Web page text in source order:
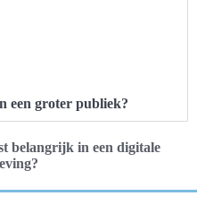
een groter publiek?
belangrijk in een digitale